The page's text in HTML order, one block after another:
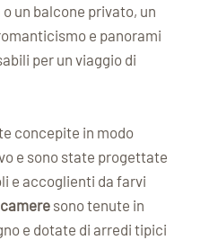
un balcone privato, un
e panorami
per un viaggio di
concepite in modo
e sono state progettate
e accoglienti da farvi
camere sono tenute in
e dotate di arredi tipici